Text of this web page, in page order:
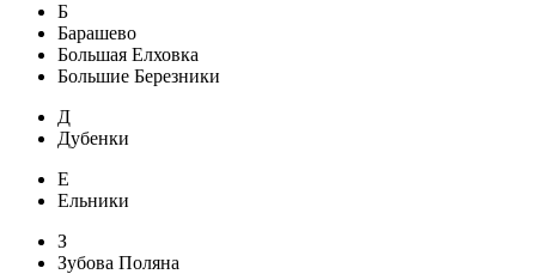
Б
Барашево
Большая Елховка
Большие Березники
Д
Дубенки
Е
Ельники
З
Зубова Поляна